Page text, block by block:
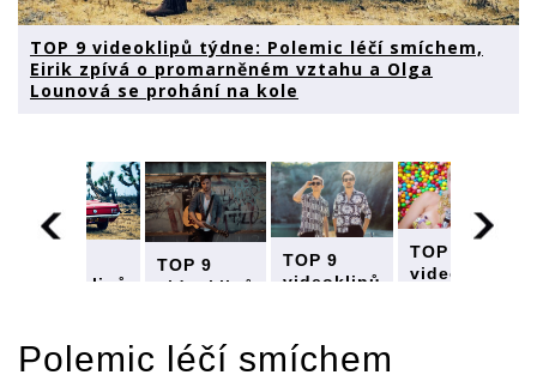
TOP 9 videoklipů týdne: Polemic léčí smíchem,
Eirik zpívá o promarněném vztahu a Olga
Lounová se prohání na kole
videoklipů
léčí
smíchem,
TOP 9
videoklipů
léčí
smíchem,
TOP 9
videoklipů
léčí
smíchem,
TOP 9
videoklipů
Polemic léčí smíchem